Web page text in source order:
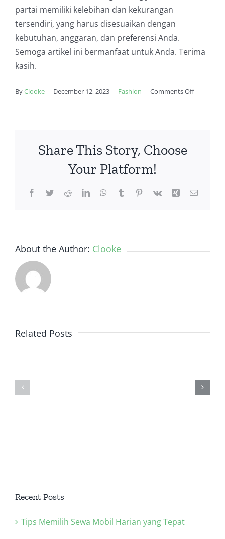
partai memiliki kelebihan dan kekurangan
tersendiri, yang harus disesuaikan dengan
kebutuhan, anggaran, dan preferensi Anda.
Semoga artikel ini bermanfaat untuk Anda. Terima
kasih.
ByClooke | December 12, 2023 | Fashion | Comments Offon
Bahan
Jenisnya
Share This Story, Choose
Your Platform!
Facebook
TwitterRedditLinkedInWhatsApp
TumblrPinterest
Vk Xing Email
About the Author: Clooke
Related PostsWanita
dan
Kreativitas
Makna
Balik
Recent Posts
Tips Memilih Sewa Mobil Harian yang Tepat